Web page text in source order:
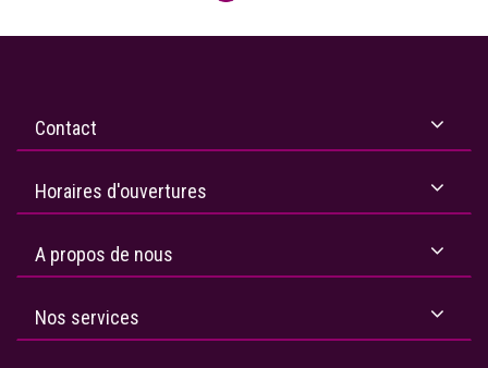
Contact
Horaires d'ouvertures
A propos de nous
Nos services